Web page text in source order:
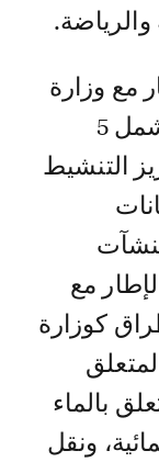
والرياضة.
مع وزارة
الشباب والثقافة والتواصل ستشمل 5
التنشيط
مع
كوزارة
بالماء
ونقل